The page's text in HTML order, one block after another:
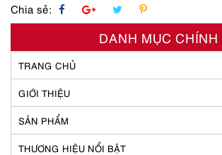
Chia sẻ:
DANH MỤC CHÍNH
TRANG CHỦ
GIỚI THIỆU
SẢN PHẨM
THƯƠNG HIỆU NỔI BẬT